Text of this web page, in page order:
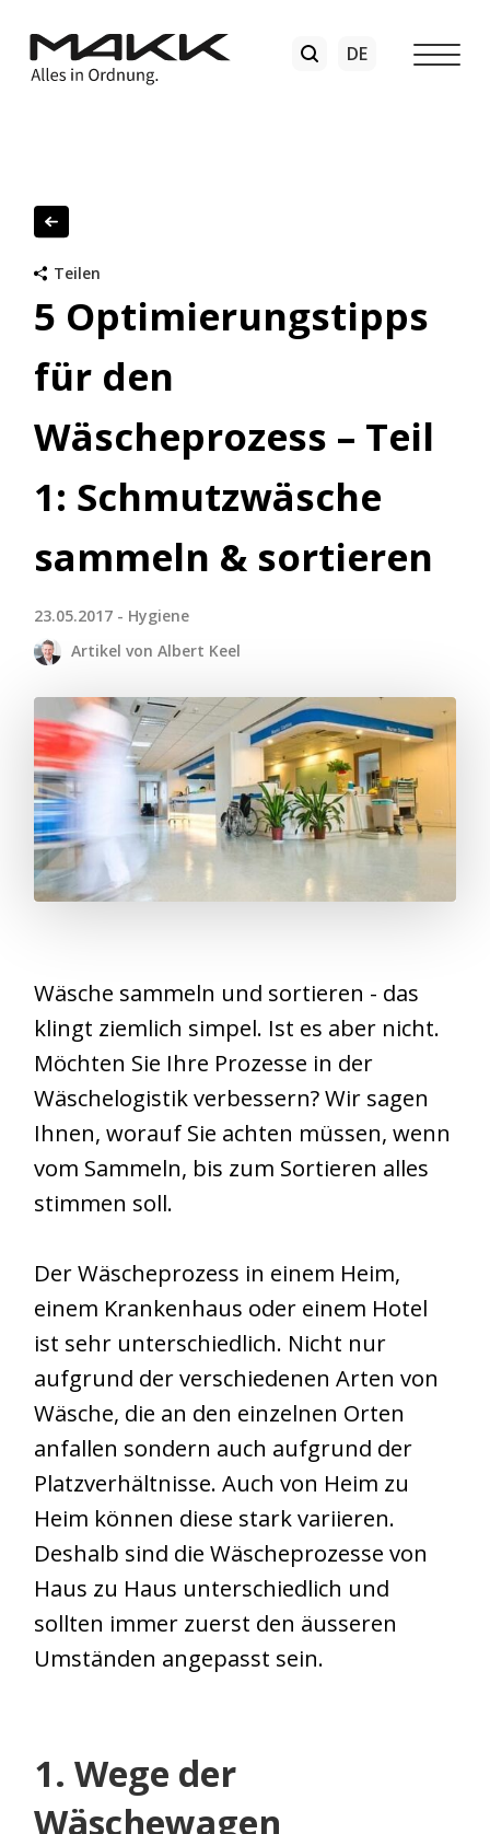
Teilen
5 Optimierungstipps
für den
Wäscheprozess – Teil
1: Schmutzwäsche
sammeln & sortieren
23.05.2017 - Hygiene
Artikel von Albert Keel
Wäsche sammeln und sortieren - das
klingt ziemlich simpel. Ist es aber nicht.
Möchten Sie Ihre Prozesse in der
Wäschelogistik verbessern? Wir sagen
Ihnen, worauf Sie achten müssen, wenn
vom Sammeln, bis zum Sortieren alles
stimmen soll.
Der Wäscheprozess in einem Heim,
einem Krankenhaus oder einem Hotel
ist sehr unterschiedlich. Nicht nur
aufgrund der verschiedenen Arten von
Wäsche, die an den einzelnen Orten
anfallen sondern auch aufgrund der
Platzverhältnisse. Auch von Heim zu
Heim können diese stark variieren.
Deshalb sind die Wäscheprozesse von
Haus zu Haus unterschiedlich und
sollten immer zuerst den äusseren
Umständen angepasst sein.
1. Wege der
Wäschewagen